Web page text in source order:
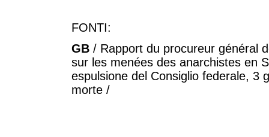
FONTI:
GB / Rapport du procureur général
sur les menées des anarchistes en
espulsione del Consiglio federale, 3
morte /